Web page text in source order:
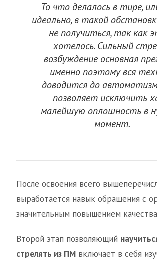
То что делалось в тире,
идеально, в такой
не получиться, так как
хотелось. Сильный
возбуждение основная
именно поэтому вся
доводится до
позволяет исключить
малейшую оплошность в
момент.
После освоения всего
выработается навык обращения с
значительным повышением
Второй этап позволяющий
стрелять из ПМ включает в себя